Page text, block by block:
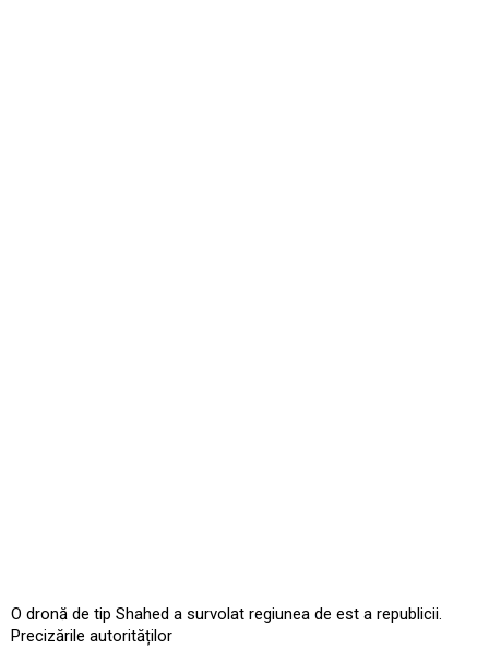
O dronă de tip Shahed a survolat regiunea de est a republicii.
Precizările autorităților